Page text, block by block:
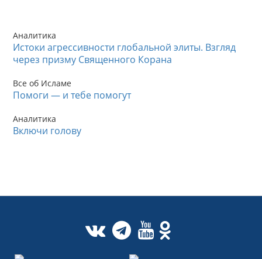
Аналитика
Истоки агрессивности глобальной элиты. Взгляд
через призму Священного Корана
Все об Исламе
Помоги — и тебе помогут
Аналитика
Включи голову